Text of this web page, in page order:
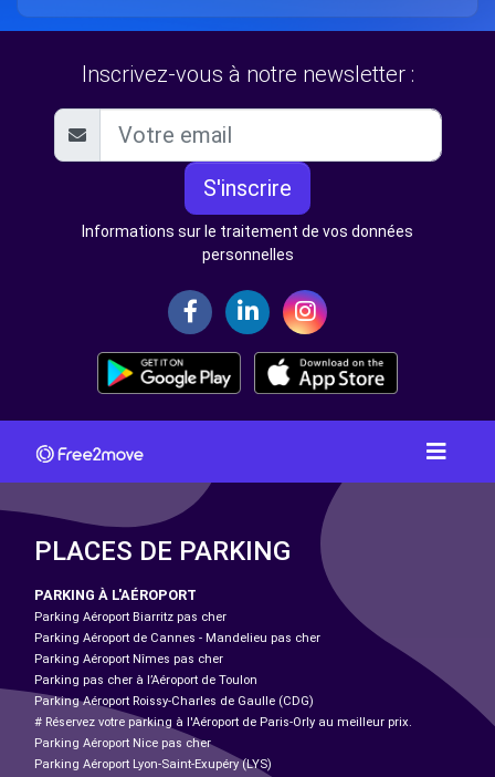
Inscrivez-vous à notre newsletter :
S'inscrire
Informations sur le traitement de vos données
personnelles
PLACES DE PARKING
PARKING À L'AÉROPORT
Parking Aéroport Biarritz pas cher
Parking Aéroport de Cannes - Mandelieu pas cher
Parking Aéroport Nîmes pas cher
Parking pas cher à l’Aéroport de Toulon
Parking Aéroport Roissy-Charles de Gaulle (CDG)
# Réservez votre parking à l'Aéroport de Paris-Orly au meilleur prix.
Parking Aéroport Nice pas cher
Parking Aéroport Lyon-Saint-Exupéry (LYS)